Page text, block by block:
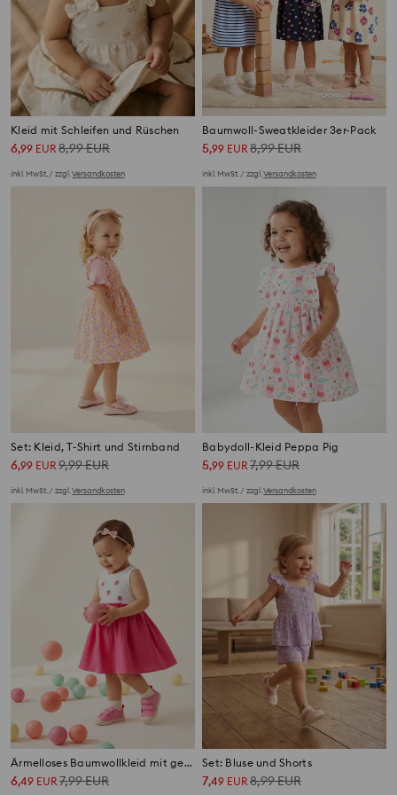
Kleid mit Schleifen und Rüschen
6,99 EUR8,99EUR
inkl. MwSt. / zzgl.Versandkosten
Baumwoll-Sweatkleider 3er-Pack
5,99 EUR8,99EUR
inkl. MwSt. / zzgl.Versandkosten
Set: Kleid, T-Shirt und Stirnband
6,99 EUR 9,99EUR
inkl. MwSt. / zzgl.Versandkosten
Babydoll-Kleid Peppa Pig
5,99 EUR 7,99EUR
inkl. MwSt. / zzgl.Versandkosten
Ärmelloses Baumwollkleid mit gestickten Himbeeren
6,49 EUR7,99EUR
Set: Bluse und Shorts
7,49 EUR8,99EUR